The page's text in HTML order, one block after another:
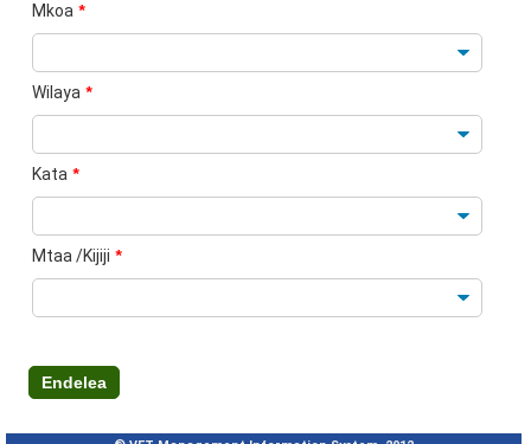
Mkoa *
Wilaya *
Kata *
Mtaa /Kijiji *